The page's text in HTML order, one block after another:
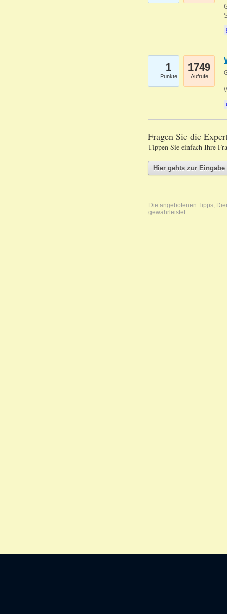
1
Punkte
1749
Aufrufe
Fragen Sie die
Tippen Sie einfach Ihre
Die angebotenen Tipps,
gewährleistet.